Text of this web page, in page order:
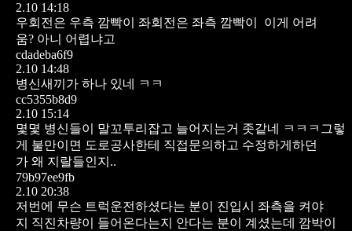
2.10 14:18
우회전은 우측 깜빡이
좌회전은 좌측 깜빡이
이게 어려
움? 아니 어렵냐고
cdadeba6f9
2.10 14:48
병신새끼가 하나 있네 ㅋㅋ
cc5355b8d9
2.10 15:14
몇몇 병신들이 말꼬투리잡고 늘어지는거 좃같네 ㅋㅋㅋ그렇
게 불만이면 도로공사한테 직접문의하고 수정하게하던
가 왜 지랄들인지..
79b97ee9fb
2.10 20:38
저번에 무슨 트럭운전하셨다는 분이
진입시 좌측을 켜야
지 직진차량이 들어온다는지 안다는 분이 계셨는데 깜박이